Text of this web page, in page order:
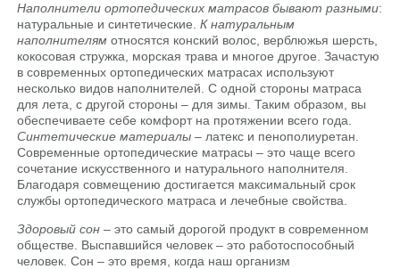
Наполнители ортопедических матрасов бывают разными:
натуральные и синтетические. К натуральным
наполнителям относятся конский волос, верблюжья шерсть,
кокосовая стружка, морская трава и многое другое. Зачастую
в современных ортопедических матрасах используют
несколько видов наполнителей. С одной стороны матраса
для лета, с другой стороны – для зимы. Таким образом, вы
обеспечиваете себе комфорт на протяжении всего года.
Синтетические материалы – латекс и пенополиуретан.
Современные ортопедические матрасы – это чаще всего
сочетание искусственного и натурального наполнителя.
Благодаря совмещению достигается максимальный срок
службы ортопедического матраса и лечебные свойства.
Здоровый сон – это самый дорогой продукт в современном
обществе. Выспавшийся человек – это работоспособный
человек. Сон – это время, когда наш организм